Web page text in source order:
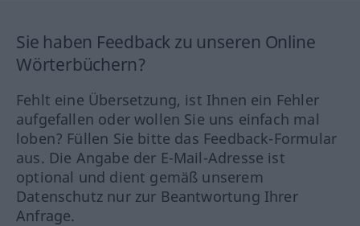
Sie haben Feedback zu unseren Online
Wörterbüchern?
Fehlt eine Übersetzung, ist Ihnen ein Fehler
aufgefallen oder wollen Sie uns einfach mal
loben? Füllen Sie bitte das Feedback-Formular
aus. Die Angabe der E-Mail-Adresse ist
optional und dient gemäß unserem
Datenschutz nur zur Beantwortung Ihrer
Anfrage.